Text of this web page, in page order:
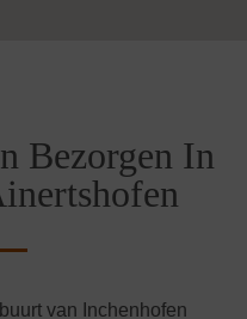
Bezorgen In
van Inchenhofen